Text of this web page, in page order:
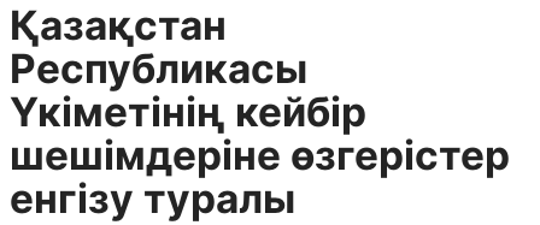
Қазақстан
Республикасы
Үкіметінің кейбір
шешімдеріне өзгерістер
енгізу туралы